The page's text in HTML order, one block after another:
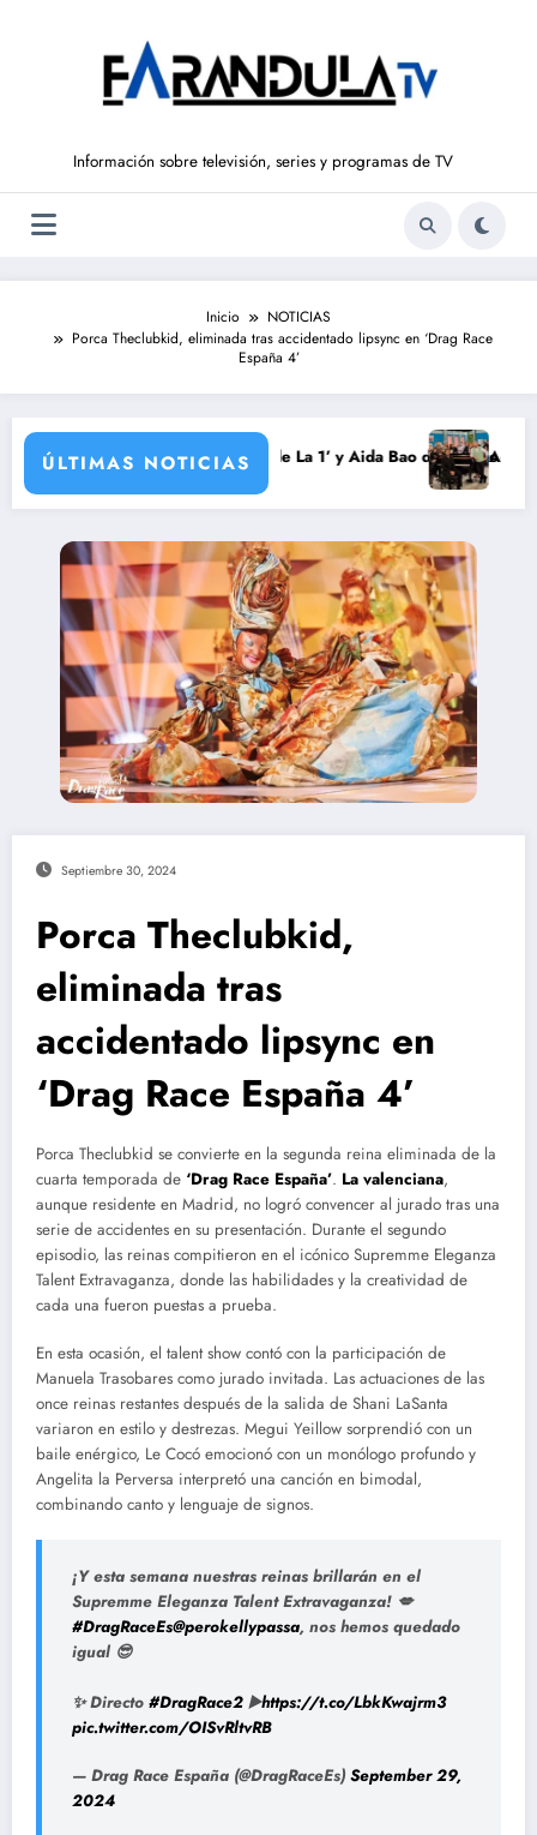
Información sobre televisión, series y programas de TV
Inicio
NOTICIAS
Porca Theclubkid, eliminada tras accidentado lipsync en ‘Drag Race
España 4’
ÚLTIMAS NOTICIAS
vuelve a ‘La Hora de La 1’ y Aida Bao da el salto a ‘Mañaneros
Adiós a ‘Cine de
Septiembre 30, 2024
Porca Theclubkid,
eliminada tras
accidentado lipsync en
‘Drag Race España 4’
Porca Theclubkid se convierte en la segunda reina eliminada de la
cuarta temporada de ‘Drag Race España’. La valenciana,
aunque residente en Madrid, no logró convencer al jurado tras una
serie de accidentes en su presentación. Durante el segundo
episodio, las reinas compitieron en el icónico Supremme Eleganza
Talent Extravaganza, donde las habilidades y la creatividad de
cada una fueron puestas a prueba.
En esta ocasión, el talent show contó con la participación de
Manuela Trasobares como jurado invitada. Las actuaciones de las
once reinas restantes después de la salida de Shani LaSanta
variaron en estilo y destrezas. Megui Yeillow sorprendió con un
baile enérgico, Le Cocó emocionó con un monólogo profundo y
Angelita la Perversa interpretó una canción en bimodal,
combinando canto y lenguaje de signos.
¡Y esta semana nuestras reinas brillarán en el
Supremme Eleganza Talent Extravaganza! 💋
#DragRaceEs@perokellypassa, nos hemos quedado
igual 😎
✨ Directo #DragRace2 ▶️https://t.co/LbkKwajrm3
pic.twitter.com/OISvRltvRB
— Drag Race España (@DragRaceEs) September 29,
2024